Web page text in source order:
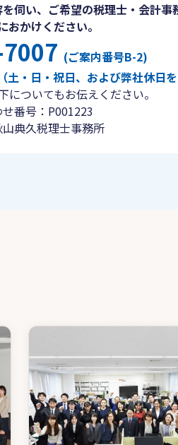
伺い、ご希望の税理士・会計事
おかけください。
(ご案内番号B-2)
・日・祝日、および弊社休日
についてもお伝えください。
番号：P001223
典久税理士事務所